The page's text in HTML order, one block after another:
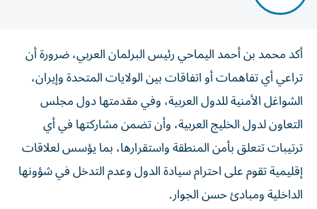
أكد محمد بن أحمد اليماحي رئيس البرلمان العربي، ضرورة أن
تراعي أي تفاهمات أو اتفاقات بين الولايات المتحدة وإيران،
الشواغل الأمنية للدول العربية، وفي مقدمتها دول مجلس
التعاون لدول الخليج العربية، وأن تضمن مشاركتها في أي
ترتيبات تتعلق بأمن المنطقة واستقرارها، بما يؤسس لعلاقات
إقليمية تقوم على احترام سيادة الدول وعدم التدخل في شؤونها
الداخلية ومبادئ حسن الجوار.